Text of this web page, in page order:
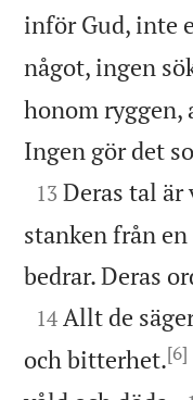
inför Gud, inte
något, ingen
honom ryggen,
Ingen gör det

13 Deras tal
stanken från
bedrar. Deras

14 Allt de
och bitterhet.[6]